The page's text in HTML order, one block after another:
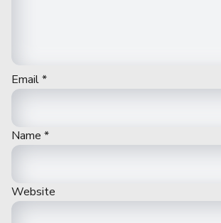
Email*
Name *
Website